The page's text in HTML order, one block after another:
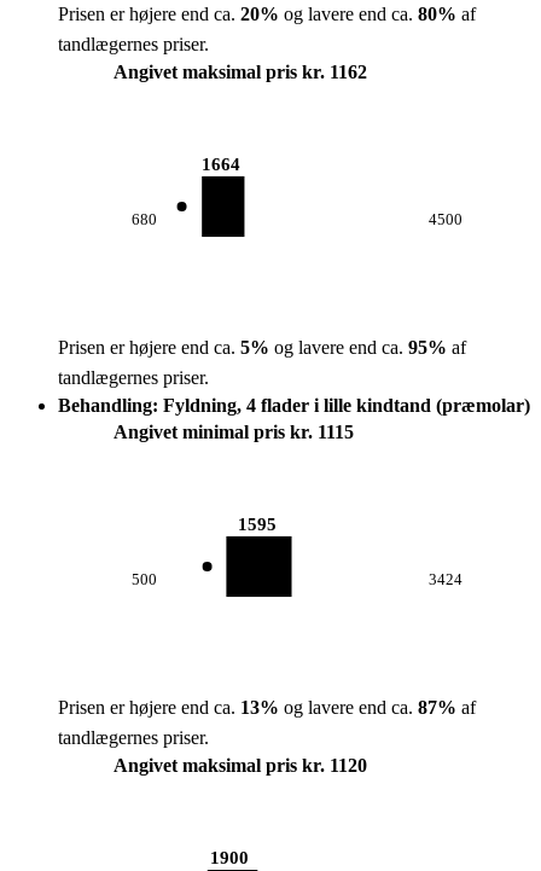
Prisen er højere end ca. 20% og lavere end ca. 80% af
tandlægernes priser.
Angivet maksimal pris kr. 1162
680
1664
4500
Prisen er højere end ca. 5% og lavere end ca. 95% af
tandlægernes priser.
Behandling: Fyldning, 4 flader i lille kindtand (præmolar)
Angivet minimal pris kr. 1115
500
1595
3424
Prisen er højere end ca. 13% og lavere end ca. 87% af
tandlægernes priser.
Angivet maksimal pris kr. 1120
1900